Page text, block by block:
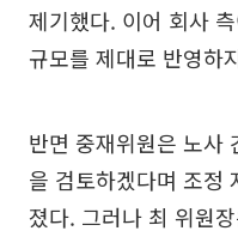
제기했다. 이어 회사
규모를 제대로 반영하
반면 중재위원은 노사
을 검토하겠다며 조정
졌다. 그러나 최 위원